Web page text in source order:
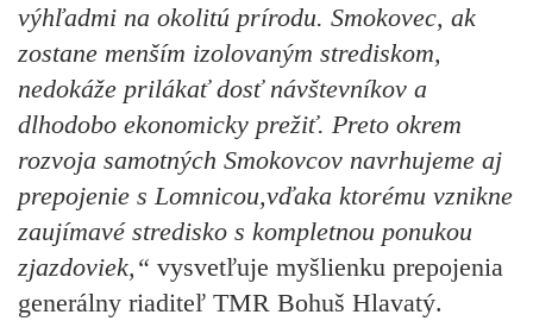
výhľadmi na okolitú prírodu. Smokovec, ak
zostane menším izolovaným strediskom,
nedokáže prilákať dosť návštevníkov a
dlhodobo ekonomicky prežiť. Preto okrem
rozvoja samotných Smokovcov navrhujeme aj
prepojenie s Lomnicou,vďaka ktorému vznikne
zaujímavé stredisko s kompletnou ponukou
zjazdoviek,“ vysvetľuje myšlienku prepojenia
generálny riaditeľ TMR Bohuš Hlavatý.